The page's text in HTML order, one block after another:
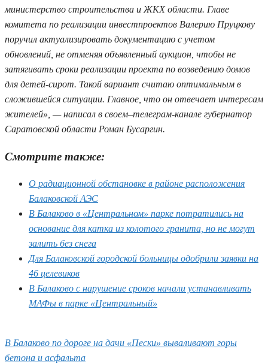
министерство строительства и ЖКХ области. Главе
комитета по реализации инвестпроектов Валерию Пруцкову
поручил актуализировать документацию с учетом
обновлений, не отменяя объявленный аукцион, чтобы не
затягивать сроки реализации проекта по возведению домов
для детей-сирот. Такой вариант считаю оптимальным в
сложившейся ситуации. Главное, что он отвечает интересам
жителей», — написал в своем–телеграм-канале губернатор
Саратовской области Роман Бусаргин.
Смотрите также:
О радиационной обстановке в районе расположения
Балаковской АЭС
В Балаково в «Центральном» парке потратились на
основание для катка из колотого гранита, но не могут
залить без снега
Для Балаковской городской больницы одобрили заявки на
46 целевиков
В Балаково с нарушение сроков начали устанавливать
МАФы в парке «Центральный»
В Балаково по дороге на дачи «Пески» вываливают горы
бетона и асфальта